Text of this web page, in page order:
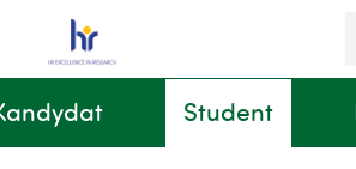
Student